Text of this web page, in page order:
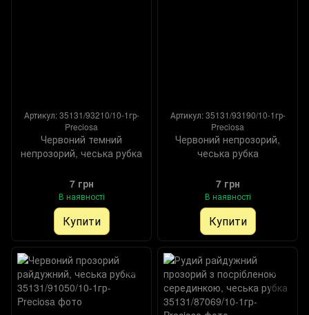
Артикул: 35131/93210/10-1гр-
Preciosa
Червоний темний
непрозорий, чеська рубка
7 грн
В наявності
Купити
Артикул: 35131/93190/10-1гр-
Preciosa
Червоний непрозорий,
чеська рубка
7 грн
В наявності
Купити